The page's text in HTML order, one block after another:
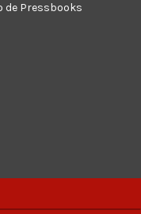
de Pressbooks